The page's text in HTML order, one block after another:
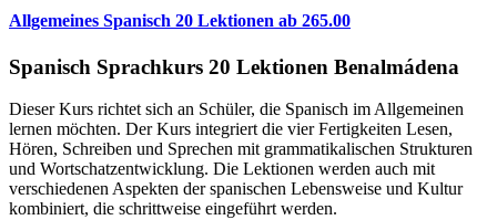
Allgemeines Spanisch 20 Lektionen ab 265.00
Spanisch Sprachkurs 20 Lektionen Benalmádena
Dieser Kurs richtet sich an Schüler, die Spanisch im Allgemeinen
lernen möchten. Der Kurs integriert die vier Fertigkeiten Lesen,
Hören, Schreiben und Sprechen mit grammatikalischen Strukturen
und Wortschatzentwicklung. Die Lektionen werden auch mit
verschiedenen Aspekten der spanischen Lebensweise und Kultur
kombiniert, die schrittweise eingeführt werden.